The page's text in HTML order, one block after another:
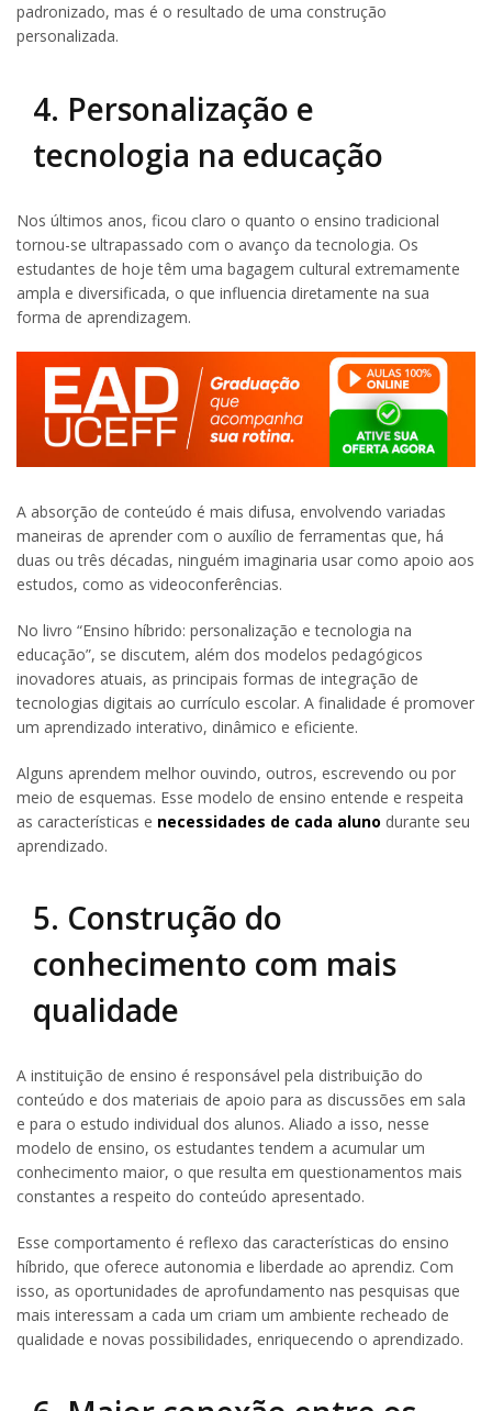
padronizado, mas é o resultado de uma construção
personalizada.
4. Personalização e
tecnologia na educação
Nos últimos anos, ficou claro o quanto o ensino tradicional
tornou-se ultrapassado com o avanço da tecnologia. Os
estudantes de hoje têm uma bagagem cultural extremamente
ampla e diversificada, o que influencia diretamente na sua
forma de aprendizagem.
A absorção de conteúdo é mais difusa, envolvendo variadas
maneiras de aprender com o auxílio de ferramentas que, há
duas ou três décadas, ninguém imaginaria usar como apoio aos
estudos, como as videoconferências.
No livro “Ensino híbrido: personalização e tecnologia na
educação”, se discutem, além dos modelos pedagógicos
inovadores atuais, as principais formas de integração de
tecnologias digitais ao currículo escolar. A finalidade é promover
um aprendizado interativo, dinâmico e eficiente.
Alguns aprendem melhor ouvindo, outros, escrevendo ou por
meio de esquemas. Esse modelo de ensino entende e respeita
as características e necessidades de cada aluno durante seu
aprendizado.
5. Construção do
conhecimento com mais
qualidade
A instituição de ensino é responsável pela distribuição do
conteúdo e dos materiais de apoio para as discussões em sala
e para o estudo individual dos alunos. Aliado a isso, nesse
modelo de ensino, os estudantes tendem a acumular um
conhecimento maior, o que resulta em questionamentos mais
constantes a respeito do conteúdo apresentado.
Esse comportamento é reflexo das características do ensino
híbrido, que oferece autonomia e liberdade ao aprendiz. Com
isso, as oportunidades de aprofundamento nas pesquisas que
mais interessam a cada um criam um ambiente recheado de
qualidade e novas possibilidades, enriquecendo o aprendizado.